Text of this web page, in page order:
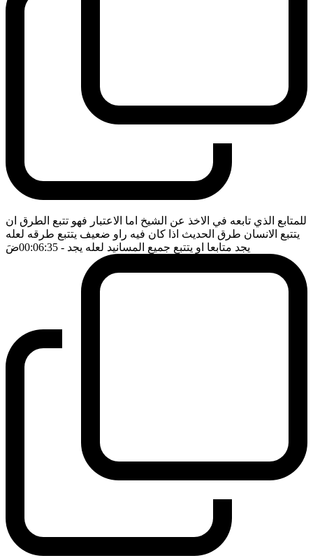
للمتابع الذي تابعه في الاخذ عن الشيخ اما الاعتبار فهو تتبع الطرق ان
يتتبع الانسان طرق الحديث اذا كان فيه راو ضعيف يتتبع طرقه لعله
يجد متابعا او يتتبع جميع المسانيد لعله يجد - 00:06:35 ضَ